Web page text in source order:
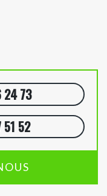
24 73
52